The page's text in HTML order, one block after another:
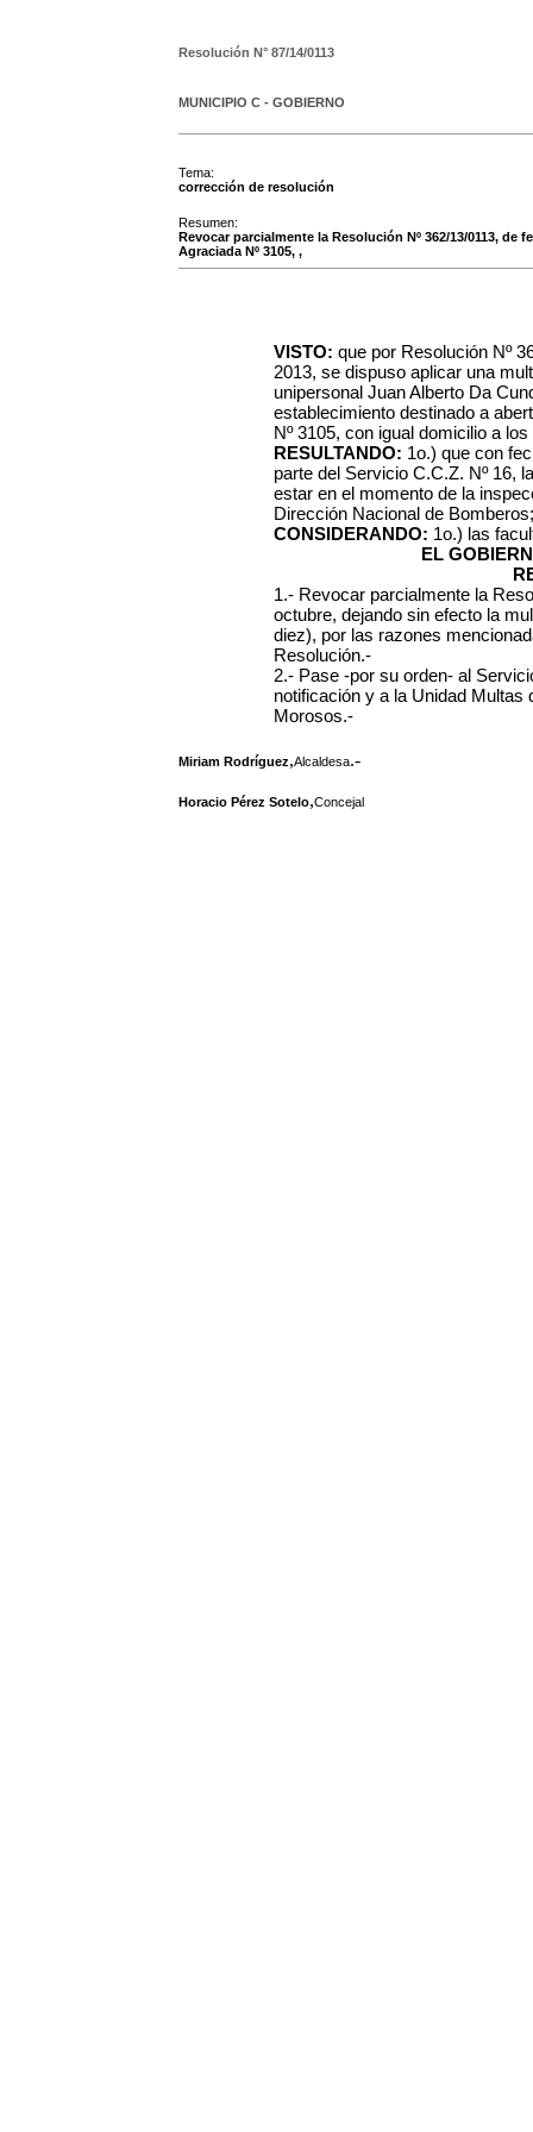
Resolución N° 87/14/0113
MUNICIPIO C - GOBIERNO
Tema:
corrección de resolución
Resumen:
Revocar parcialmente la Resolución Nº 362/13/0113, de
Agraciada Nº 3105, ,
VISTO: que por Resolución Nº
2013, se dispuso aplicar una
unipersonal Juan Alberto Da
establecimiento destinado a
Nº 3105, con igual domicilio a
RESULTANDO: 1o.) que con
parte del Servicio C.C.Z. Nº 16,
estar en el momento de la
Dirección Nacional de Bomberos;
CONSIDERANDO: 1o.) las
EL
1.- Revocar parcialmente la
octubre, dejando sin efecto la
diez), por las razones
Resolución.-
2.- Pase -por su orden- al
notificación y a la Unidad
Morosos.-
Miriam Rodríguez,Alcaldesa.-
Horacio Pérez Sotelo,Concejal